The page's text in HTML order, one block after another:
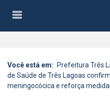
Você está em: Prefeitura Três
de Saúde de Três Lagoas
meningocócica e reforça